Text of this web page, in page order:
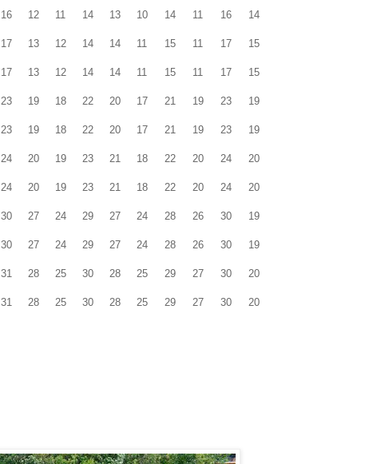
16 12 11 14 13 10 14 11 16
14
17 13 12 14 14 11 15 11 17 15
17 13 12 14 14 11 15 11 17 15
23 19 18 22 20 17 21 19 23
19
23 19 18 22 20 17 21 19 23
19
24 20 19 23 21 18 22 20 24 20
24 20 19 23 21 18 22 20 24 20
30 27 24 29 27 24 28 26 30
19
30 27 24 29 27 24 28 26 30
19
31 28 25 30 28 25 29 27 30
20
31 28 25 30 28 25 29 27 30 20